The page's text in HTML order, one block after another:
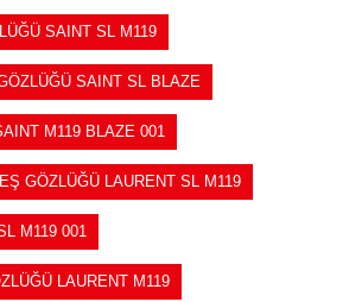
SAINT SL M119
SAINT SL BLAZE
M119 BLAZE 001
GÖZLÜĞÜ LAURENT SL M119
M119 001
LAURENT M119